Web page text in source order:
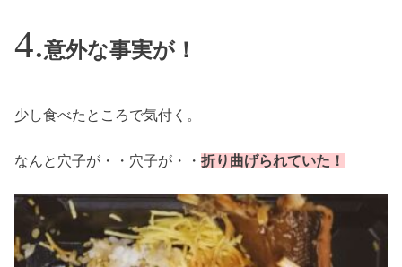
意外な事実が！
少し食べたところで気付く。
なんと穴子が・・穴子が・・ 折り曲げられていた！